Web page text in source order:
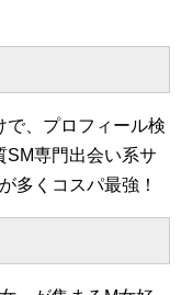
で、プロフィール検
SM専門出会い系サ
多くコスパ最強！